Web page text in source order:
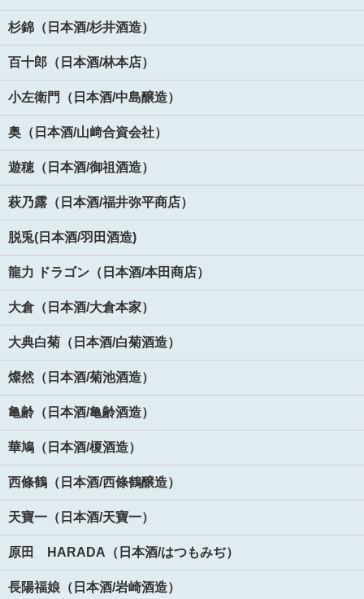
杉錦（日本酒/杉井酒造）
百十郎（日本酒/林本店）
小左衛門（日本酒/中島醸造）
奥（日本酒/山﨑合資会社）
遊穂（日本酒/御祖酒造）
萩乃露（日本酒/福井弥平商店）
脱兎(日本酒/羽田酒造)
龍力 ドラゴン（日本酒/本田商店）
大倉（日本酒/大倉本家）
大典白菊（日本酒/白菊酒造）
燦然（日本酒/菊池酒造）
亀齢（日本酒/亀齢酒造）
華鳩（日本酒/榎酒造）
西條鶴（日本酒/西條鶴醸造）
天寶一（日本酒/天寶一）
原田 HARADA（日本酒/はつもみぢ）
長陽福娘（日本酒/岩崎酒造）